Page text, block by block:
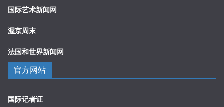
国际艺术新闻网
渥京周末
法国和世界新闻网
官方网站
国际记者证